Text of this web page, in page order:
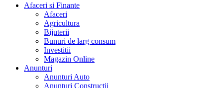
Afaceri si Finante
Afaceri
Agricultura
Bijuterii
Bunuri de larg consum
Investitii
Magazin Online
Anunturi
Anunturi Auto
Anunturi Constructii